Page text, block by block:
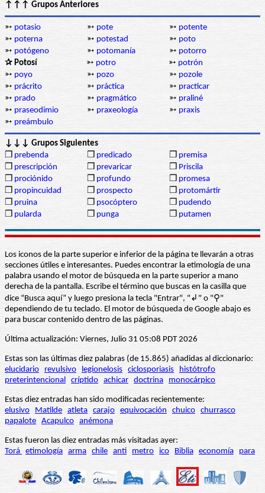
↑↑↑ Grupos Anteriores
➳ potasio ➳ pote ➳ potente
➳ poterna ➳ potestad ➳ poto
➳ potógeno ➳ potomanía ➳ potorro
✰ Potosí
➳ potro ➳ potrón
➳ poyo ➳ pozo ➳ pozole
➳ prácrito ➳ práctica ➳ practicar
➳ prado ➳ pragmático ➳ praliné
➳ praseodimio ➳ praxeología ➳ praxis
➳ preámbulo
↓↓↓ Grupos Siguientes
❒ prebenda ❒ predicado ❒ premisa
❒ prescripción ❒ prevaricar ❒ Priscila
❒ prociónido ❒ profundo ❒ promesa
❒ propincuidad ❒ prospecto ❒ protomártir
❒ pruina ❒ psocóptero ❒ pudendo
❒ pularda ❒ punga ❒ putamen
Los iconos de la parte superior e inferior de la página te llevarán a otras
secciones útiles e interesantes. Puedes encontrar la etimología de una
palabra usando el motor de búsqueda en la parte superior a mano
derecha de la pantalla. Escribe el término que buscas en la casilla que
dice “Busca aquí” y luego presiona la tecla "Entrar", "↲" o "⚲"
dependiendo de tu teclado. El motor de búsqueda de Google abajo es
para buscar contenido dentro de las páginas.
Última actualización: Viernes, Julio 31 05:08 PDT 2026
Estas son las últimas diez palabras (de 15.865) añadidas al diccionario:
elucidario
revulsivo legionelosis ciclosporiasis
histótrofo
preterintencional críptido achicar doctrina monocárpico
Estas diez entradas han sido modificadas recientemente:
elusivo
Matilde atleta carajo equivocación chuico churrasco
papalote Acapulco anémona
Estas fueron las diez entradas más visitadas ayer:
Torá etimología arma chile anti metro ico Biblia economía para